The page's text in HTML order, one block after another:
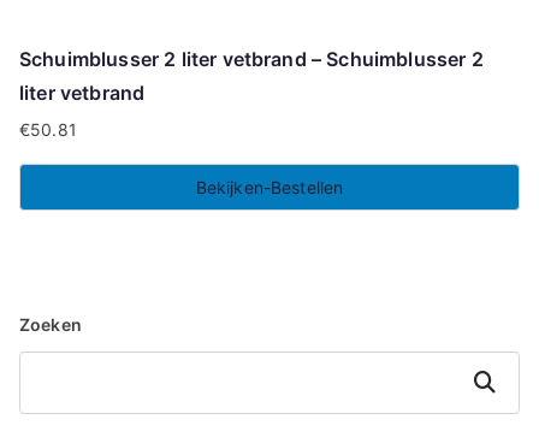
Schuimblusser 2 liter vetbrand – Schuimblusser 2
liter vetbrand
€50.81
Bekijken-Bestellen
Zoeken
Zoeken